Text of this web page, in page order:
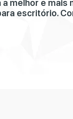
a melhor e mais
escritório.